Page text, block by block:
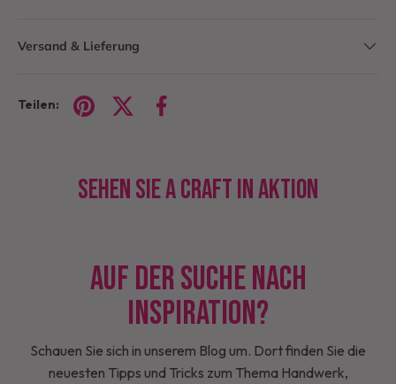
Versand & Lieferung
Teilen:
Sehen Sie A Craft in Aktion
Auf der Suche nach
Inspiration?
Schauen Sie sich in unserem Blog um. Dort finden Sie die
neuesten Tipps und Tricks zum Thema Handwerk,